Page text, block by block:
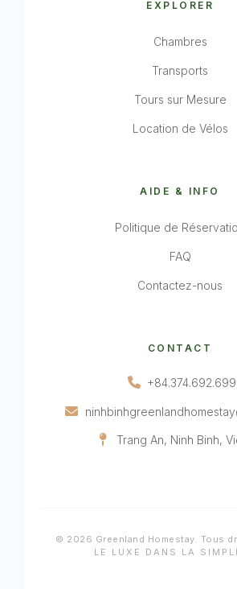
EXPLORER
Chambres
Transports
Tours sur Mesure
Location de Vélos
AIDE & INFO
Politique de
FAQ
Contactez-nous
CONTACT
+84.374.692.699
Trang An, Ninh Binh,
© 2026 Greenland Homestay. Tous
LE LUXE DANS LA